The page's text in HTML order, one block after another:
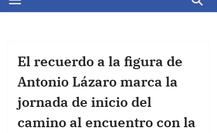
El recuerdo a la figura de
Antonio Lázaro marca la
jornada de inicio del
camino al encuentro con la